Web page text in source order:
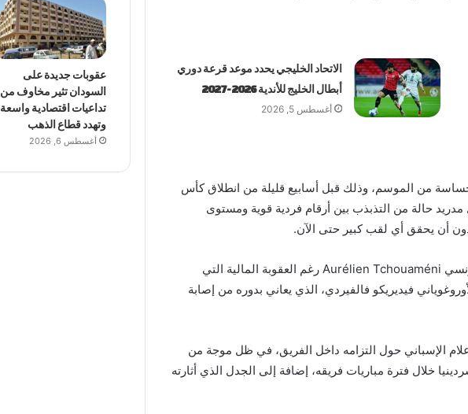
الاتحاد الخليجي يحدد موعد قرعة دوري
أبطال الخليج للأندية 2026-2027
أغسطس 5, 2026
من الموسم، وذلك قبل أسابيع قليلة من انطلاق كأس
مدريد حالة من التذبذب بين أرقام فردية قوية ومستوى
في المقابل، شهدت قائمة ريال مدريد تواجد اللاعب الفرنسي Aurélien Tchouaméni رغم العقوبة المالية التي
فيديريكو فالفيردي، الذي يعاني بدوره من إصابة
الإسباني حول التزامه داخل الفريق، في ظل موجة من
خلال فترة مباريات فريقه، إضافة إلى الجدل الذي أثارته
عقوبات جديدة على
السودان تثير مخاوف من
تداعيات اقتصادية واسعة
وتهدد قطاع الذهب
أغسطس 6, 2026